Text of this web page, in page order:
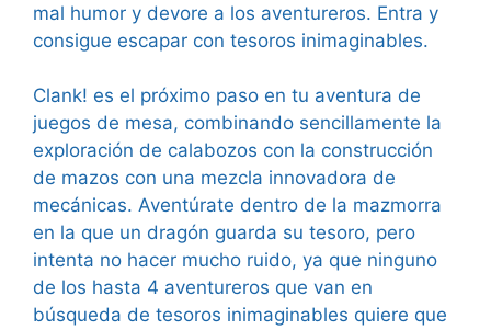
mal humor y devore a los aventureros. Entra y
consigue escapar con tesoros inimaginables.
Clank! es el próximo paso en tu aventura de
juegos de mesa, combinando sencillamente la
exploración de calabozos con la construcción
de mazos con una mezcla innovadora de
mecánicas. Aventúrate dentro de la mazmorra
en la que un dragón guarda su tesoro, pero
intenta no hacer mucho ruido, ya que ninguno
de los hasta 4 aventureros que van en
búsqueda de tesoros inimaginables quiere que